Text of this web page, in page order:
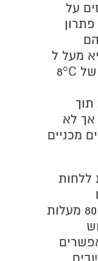
על
פתרון
מעל ל
40% עם טמפרטורת פנים של 8°C
לטמפרטורת חדר של 1°C תוך
לא
מכניים
ללחות
טמפרטורת טל של מינוס 80 מעלות